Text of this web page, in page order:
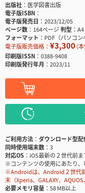
出版社
医学図書出版
電子版ISBN
電子版発売日
2023/12/05
ページ数
164ページ判型
A4
フォーマット
PDF（パソコン
電子版販売価格： ¥3,300(
印刷版ISSN
0388-9408
印刷版発行年月
2023/11
ご利用方法
ダウンロード型配
同時使用端末数
3
対応OS
iOS最新の２世代前
※コンテンツの使用にあたり
※Androidは、Android２世代
末（Xperia、GALAXY、
必要メモリ容量
58 MB以上